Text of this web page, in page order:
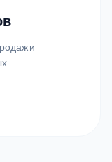
и